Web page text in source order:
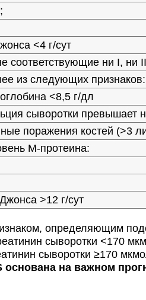
<4 г/сут
соответствующие ни I, ни
из следующих признаков:
<8,5 г/дл
сыворотки превышает
поражения костей (>3
М-протеина:
>12 г/сут
определяющим
сыворотки <170
сыворотки ≥170
на важном